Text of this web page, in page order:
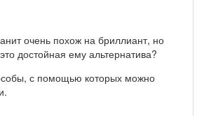
очень похож на бриллиант, но
достойная ему альтернатива?
с помощью которых можно